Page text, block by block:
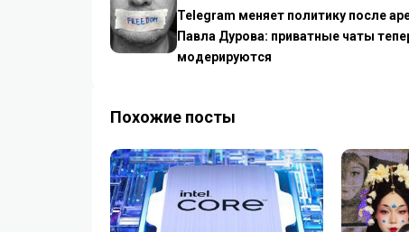
Telegram меняет политику после
Павла Дурова: приватные чаты
модерируются
Похожие посты